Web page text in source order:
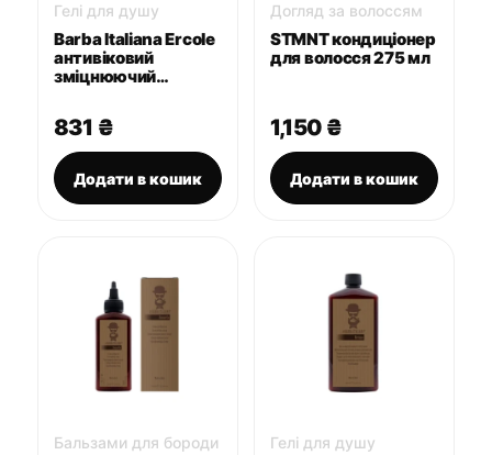
Гелі для душу
Barba Italiana Ercole
антивіковий
зміцнюючий
для душу 400 мл
831 ₴
Додати в кошик
Догляд за волоссям
STMNT кондиціонер
для волосся 275 мл
1,150 ₴
Додати в кошик
Бальзами для бороди Гелі для душу